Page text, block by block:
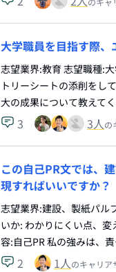
大学職員を目指す際、
志望業界:教育 志望職種:
トリーシートの添削をし
大の成果について教えて
3 3人の
この自己PR文では、
現すればいいですか？
志望業界:建設、製紙パル
いか: わかりにくい点、
容:自己PR 私の強みは、
2 1人のキャリア